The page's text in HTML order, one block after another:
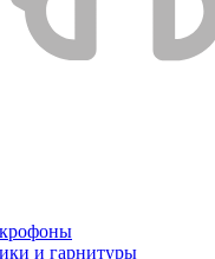
и гарнитуры